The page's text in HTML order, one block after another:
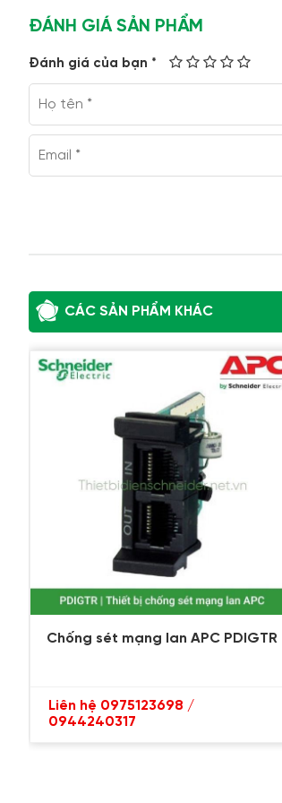
ĐÁNH GIÁ SẢN PHẨM
Đánh giá của bạn *
CÁC SẢN PHẨM KHÁC
Chống sét mạng lan APC PDIGTR
Liên hệ 0975123698 /
0944240317